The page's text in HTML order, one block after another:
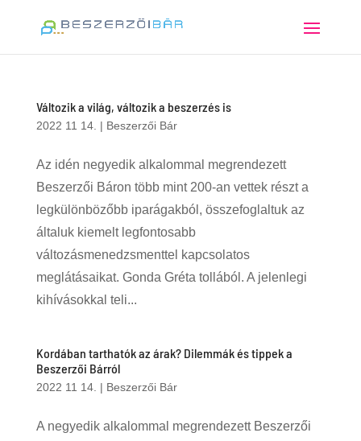
Változik a világ, változik a beszerzés is
2022 11 14. | Beszerzői Bár
Az idén negyedik alkalommal megrendezett
Beszerzői Báron több mint 200-an vettek részt a
legkülönbözőbb iparágakból, összefoglaltuk az
általuk kiemelt legfontosabb
változásmenedzsmenttel kapcsolatos
meglátásaikat. Gonda Gréta tollából. A jelenlegi
kihívásokkal teli...
Kordában tarthatók az árak? Dilemmák és tippek a
Beszerzői Bárról
2022 11 14. | Beszerzői Bár
A negyedik alkalommal megrendezett Beszerzői